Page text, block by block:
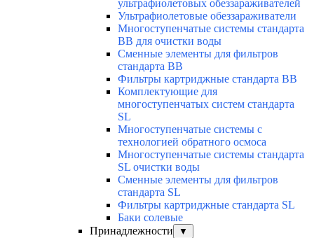
ультрафиолетовых обеззараживателей
Ультрафиолетовые обеззараживатели
Многоступенчатые системы стандарта
BB для очистки воды
Сменные элементы для фильтров
стандарта BB
Фильтры картриджные стандарта BB
Комплектующие для
многоступенчатых систем стандарта
SL
Многоступенчатые системы с
технологией обратного осмоса
Многоступенчатые системы стандарта
SL очистки воды
Cменные элементы для фильтров
стандарта SL
Фильтры картриджные стандарта SL
Баки солевые
Принадлежности
▼